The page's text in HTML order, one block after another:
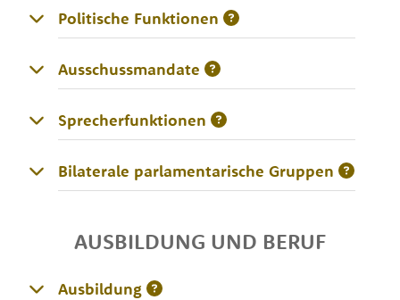
Politische Funktionen
Ausschussmandate
Sprecherfunktionen
Bilaterale parlamentarische Gruppen
AUSBILDUNG UND BERUF
Ausbildung